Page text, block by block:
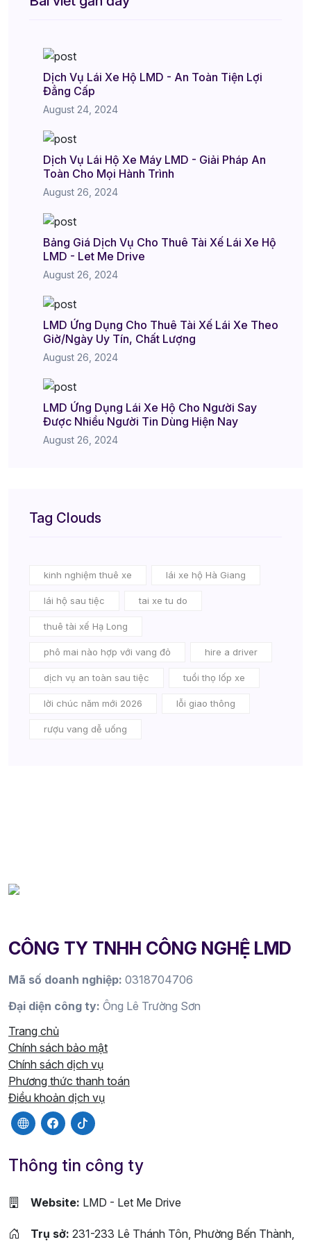
Dịch Vụ Lái Xe Hộ LMD - An Toàn Tiện Lợi
Đẳng Cấp
August 24, 2024
Dịch Vụ Lái Hộ Xe Máy LMD - Giải Pháp An
Toàn Cho Mọi Hành Trình
August 26, 2024
Bảng Giá Dịch Vụ Cho Thuê Tài Xế Lái Xe Hộ
LMD - Let Me Drive
August 26, 2024
LMD Ứng Dụng Cho Thuê Tài Xế Lái Xe Theo
Giờ/Ngày Uy Tín, Chất Lượng
August 26, 2024
LMD Ứng Dụng Lái Xe Hộ Cho Người Say
Được Nhiều Người Tin Dùng Hiện Nay
August 26, 2024
Tag Clouds
kinh nghiệm thuê xe lái xe hộ Hà Giang
lái hộ sau tiệc tai xe tu do
thuê tài xế Hạ Long
phô mai nào hợp với vang đỏ hire a driver
dịch vụ an toàn sau tiệc tuổi thọ lốp xe
lời chúc năm mới 2026 lỗi giao thông
rượu vang dễ uống
CÔNG TY TNHH CÔNG NGHỆ LMD
Mã số doanh nghiệp: 0318704706
Đại diện công ty: Ông Lê Trường Sơn
Trang chủ
Chính sách bảo mật
Chính sách dịch vụ
Phương thức thanh toán
Điều khoản dịch vụ
Thông tin công ty
Website: LMD - Let Me Drive
Trụ sở: 231-233 Lê Thánh Tôn, Phường Bến Thành,